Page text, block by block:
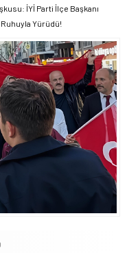
İYİ Parti İlçe Başkanı
Yürüdü!